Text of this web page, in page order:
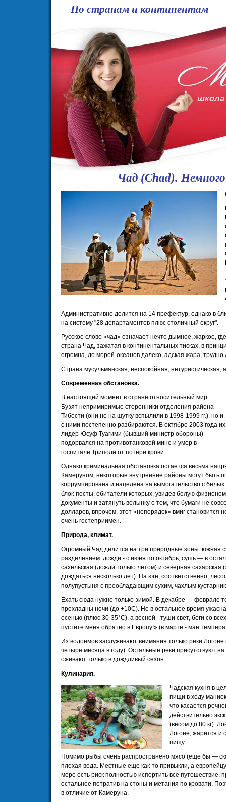
По странам и континентам
Чад (Chad).
Административно делится на 14 префектур, однако в
на систему "28 департаментов плюс столичный округ".
Русское слово «чад» означает нечто дымное, жаркое,
страна Чад, зажатая в континентальных тисках, в
огромна, до морей-океанов далеко, адская жара, трудно
Страна мусульманская, неспокойная, нетуристическая,
Современная обстановка.
В настоящий момент в стране относительный мир.
Бузят непримиримые сторонники отделения района
Тибести (они не на шутку вспылили в 1998-1999 гг.), но и
с ними постепенно разбираются. В октябре 2003 года их
лидер Юсуф Туагими (бывший министр обороны)
подорвался на противотанковой мине и умер в
госпитале Триполи от потери крови.
Однако криминальная обстановка остается весьма
Камеруном, некоторые внутренние районы могут быть
коррумпирована и нацелена на вымогательство с
блок-посты, обитатели которых, увидев белую
документы и затянуть волынку о том, что бумаги не
долларов, впрочем, этот «непорядок» вмиг
очень гостеприимен.
Природа, климат.
Огромный Чад делится на три природные зоны: южная
разделением: дожди - с июня по октябрь, сушь — в
сахельская (дожди только летом) и северная
дождаться несколько лет). На юге, соответственно,
полупустыня с преобладающим сухим, чахлым
Ехать сюда нужно только зимой. В декабре — феврале
прохладны ночи (до +10С). Но в остальное время
осенью (плюс 30-35°С), а весной - туши свет, беги со
пустите меня обратно в Европу!» (в марте - мае
Из водоемов заслуживают внимания только реки
четыре месяца в году). Остальные реки присутствуют
оживают только в дождливый сезон.
Кулинария.
Чадская кухня в
пищи в ходу
что касается
действительно
(весом до 80 кг).
Логоне, жарится и
пищу.
Помимо рыбы очень распространено мясо (еще бы —
плохая вода. Местные еще как-то привыкли, а
мере есть риск полностью испортить все путешествие,
остальное потратив на стоны и метания по кровати.
в отличие от Камеруна.